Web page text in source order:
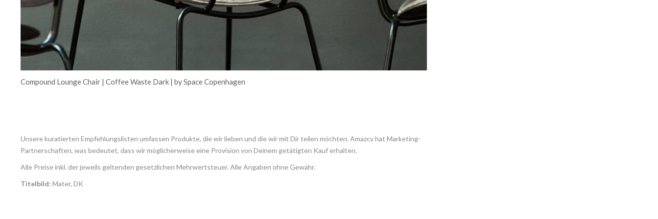
Compound Lounge Chair | Coffee Waste Dark | by Space Copenhagen
Unsere kuratierten Empfehlungslisten umfassen Produkte, die wir lieben und die wir mit Dir teilen möchten. Amazcy hat Marketing-
Partnerschaften, was bedeutet, dass wir möglicherweise eine Provision von Deinem getätigten Kauf erhalten.
Alle Preise inkl. der jeweils geltenden gesetzlichen Mehrwertsteuer. Alle Angaben ohne Gewähr.
Titelbild: Mater, DK